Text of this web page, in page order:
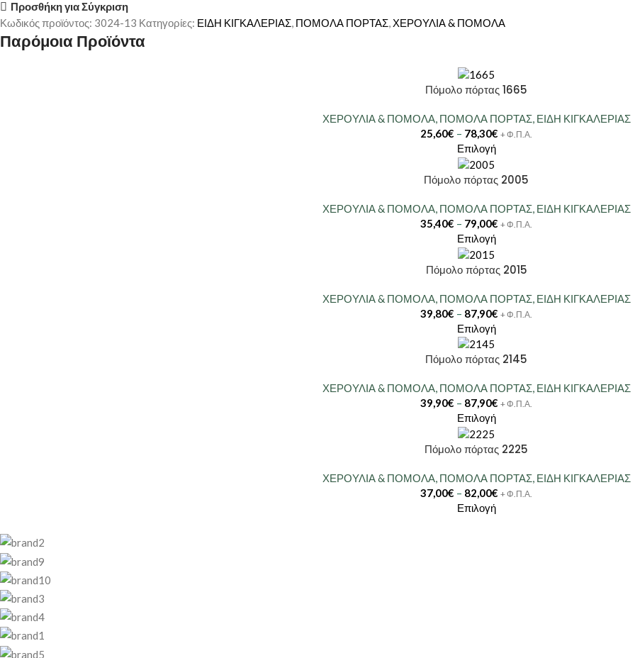
Προσθήκη για Σύγκριση
Κωδικός προϊόντος: 3024-13 Κατηγορίες: ΕΙΔΗ ΚΙΓΚΑΛΕΡΙΑΣ, ΠΟΜΟΛΑ ΠΟΡΤΑΣ,ΧΕΡΟΥΛΙΑ & ΠΟΜΟΛΑ
Παρόμοια Προϊόντα
Πόμολο πόρτας 1665
ΧΕΡΟΥΛΙΑ & ΠΟΜΟΛΑ, ΠΟΜΟΛΑ ΠΟΡΤΑΣ, ΕΙΔΗ ΚΙΓΚΑΛΕΡΙΑΣ
25,60€ – 78,30€ + Φ.Π.Α.
Επιλογή
Πόμολο πόρτας 2005
ΧΕΡΟΥΛΙΑ & ΠΟΜΟΛΑ, ΠΟΜΟΛΑ ΠΟΡΤΑΣ, ΕΙΔΗ ΚΙΓΚΑΛΕΡΙΑΣ
35,40€ – 79,00€ + Φ.Π.Α.
Επιλογή
Πόμολο πόρτας 2015
ΧΕΡΟΥΛΙΑ & ΠΟΜΟΛΑ, ΠΟΜΟΛΑ ΠΟΡΤΑΣ, ΕΙΔΗ ΚΙΓΚΑΛΕΡΙΑΣ
39,80€ – 87,90€ + Φ.Π.Α.
Επιλογή
Πόμολο πόρτας 2145
ΧΕΡΟΥΛΙΑ & ΠΟΜΟΛΑ, ΠΟΜΟΛΑ ΠΟΡΤΑΣ, ΕΙΔΗ ΚΙΓΚΑΛΕΡΙΑΣ
39,90€ – 87,90€ + Φ.Π.Α.
Επιλογή
Πόμολο πόρτας 2225
ΧΕΡΟΥΛΙΑ & ΠΟΜΟΛΑ, ΠΟΜΟΛΑ ΠΟΡΤΑΣ, ΕΙΔΗ ΚΙΓΚΑΛΕΡΙΑΣ
37,00€ – 82,00€ + Φ.Π.Α.
Επιλογή